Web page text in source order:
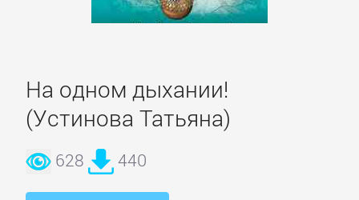
На одном дыхании!
(Устинова Татьяна)
628 440
Эротика,
Секс
ЗАРУБЕЖНОЕ